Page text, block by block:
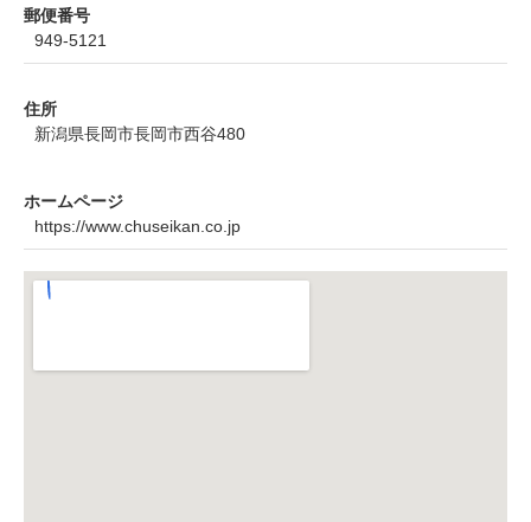
郵便番号
949-5121
住所
新潟県長岡市長岡市西谷480
ホームページ
https://www.chuseikan.co.jp